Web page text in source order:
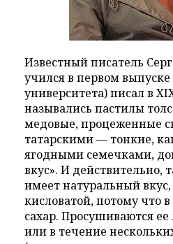
Известный писатель
учился в первом выпуске
университета) писал в
назывались пастилы
медовые, процеженные
татарскими — тонкие,
ягодными семечками,
вкус». И действительно,
имеет натуральный
кисловатой, потому что
сахар. Просушиваются
или в течение